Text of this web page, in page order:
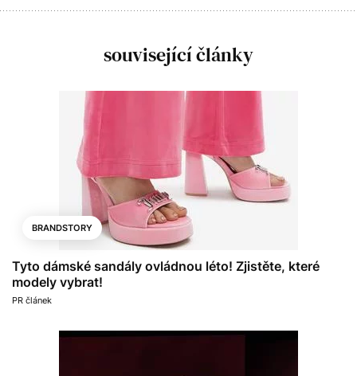
související články
BRANDSTORY
Tyto dámské sandály ovládnou léto! Zjistěte, které
modely vybrat!
PR článek